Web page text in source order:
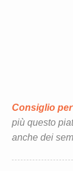
Consiglio
più questo
anche dei